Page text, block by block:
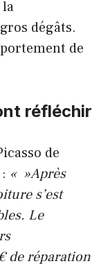
dégâts.
de
réfléchir
de
« »Après
s’est
Le
de réparation